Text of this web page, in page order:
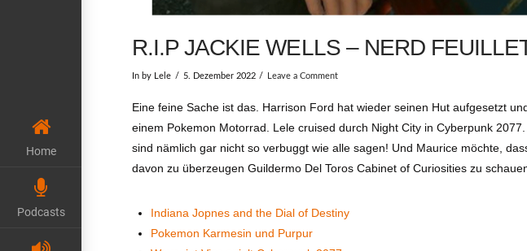
Home
Podcasts
R.I.P JACKIE WELLS – NERD
In by Lele 5. Dezember 2022 Leave a Comment
Eine feine Sache ist das. Harrison Ford hat wieder seinen Hut aufgesetzt
einem Pokemon Motorrad. Lele cruised durch Night City in Cyberpunk
sind nämlich gar nicht so verbuggt wie alle sagen! Und Maurice möchte,
davon zu überzeugen Guildermo Del Toros Cabinet of Curiosities zu
Indiana Jopnes and the Dial of Destiny
Pokemon Karmesin und Purpur